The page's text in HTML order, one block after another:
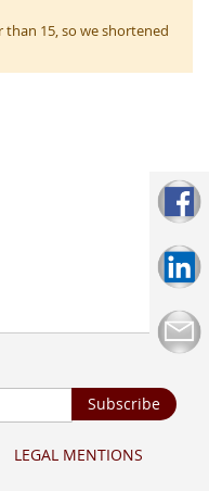
than 15, so we shortened
Subscribe
LEGAL MENTIONS